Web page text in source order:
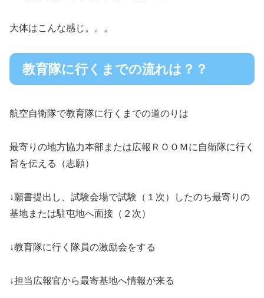
大体はこんな感じ。。。
教育隊に行くまでの流れは？？
航空自衛隊で教育隊に行くまでの道のりは
最寄りの地方協力本部または広報ＲＯＯＭに自衛隊に行く
旨を伝える（志願）
↓願書提出し、試験会場で試験（１次）したのち最寄りの
基地または駐屯地へ面接（２次）
↓教育隊に行く隊員の激励会をする
↓担当広報官から最寄基地へ情報が来る